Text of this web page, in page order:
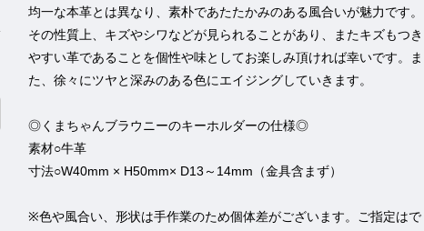
均一な本革とは異なり、素朴であたたかみのある風合いが魅力です。
その性質上、キズやシワなどが見られることがあり、またキズもつき
やすい革であることを個性や味としてお楽しみ頂ければ幸いです。ま
た、徐々にツヤと深みのある色にエイジングしていきます。
◎くまちゃんブラウニーのキーホルダーの仕様◎
素材○牛革
寸法○W40mm × H50mm× D13～14mm（金具含まず）
※色や風合い、形状は手作業のため個体差がございます。ご指定はで